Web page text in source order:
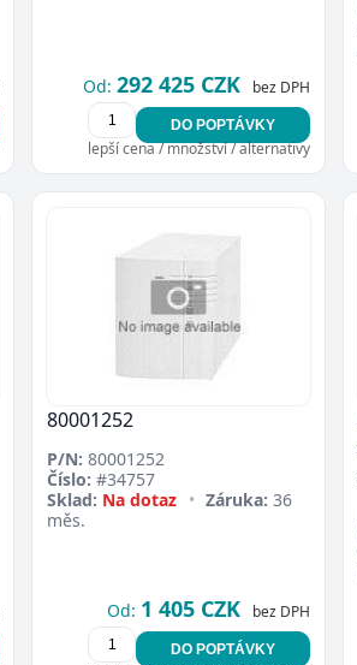
Od: 292 425 CZK bez DPH
DO POPTÁVKY
lepší cena / množství / alternativy
80001252
P/N: 80001252
Číslo: #34757
Sklad: Na dotaz • Záruka: 36
měs.
Od: 1 405 CZK bez DPH
DO POPTÁVKY